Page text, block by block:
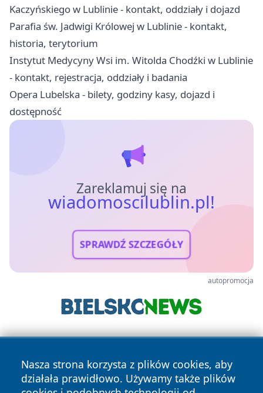
Kaczyńskiego w Lublinie - kontakt, oddziały i dojazd
Parafia św. Jadwigi Królowej w Lublinie - kontakt,
historia, terytorium
Instytut Medycyny Wsi im. Witolda Chodźki w Lublinie
- kontakt, rejestracja, oddziały i badania
Opera Lubelska - bilety, godziny kasy, dojazd i
dostępność
Zareklamuj się na
wiadomoscilublin.pl!
SPRAWDŹ SZCZEGÓŁY
autopromocja
Nasza strona korzysta z plików cookies, aby
działała prawidłowo. Używamy także plików